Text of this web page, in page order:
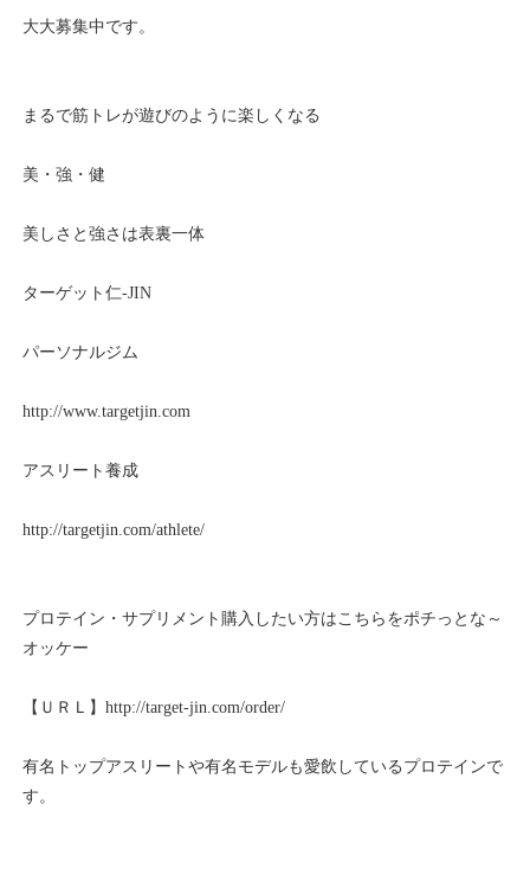
大大募集中です。
まるで筋トレが遊びのように楽しくなる
美・強・健
美しさと強さは表裏一体
ターゲット仁-JIN
パーソナルジム
http://www.targetjin.com
アスリート養成
http://targetjin.com/athlete/
プロテイン・サプリメント購入したい方はこちらをポチっとな～
オッケー
【ＵＲＬ】http://target-jin.com/order/
有名トップアスリートや有名モデルも愛飲しているプロテインで
す。